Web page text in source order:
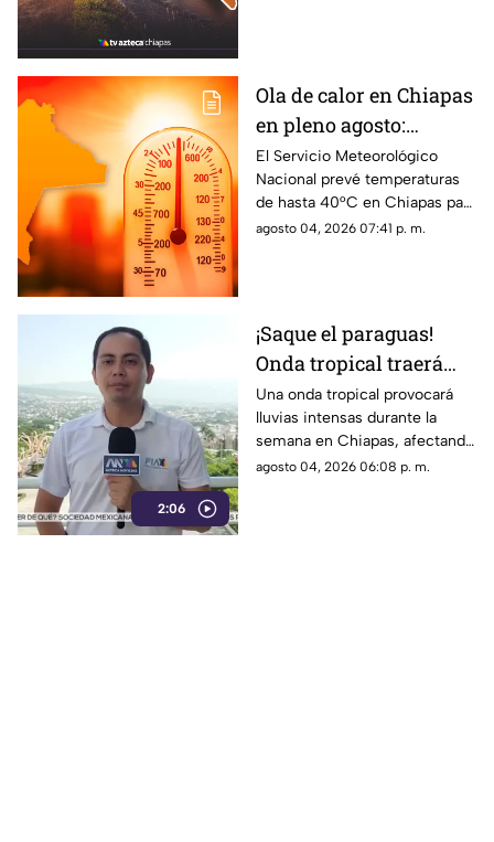
Ola de calor en Chiapas
en pleno agosto:
temperaturas más altas
este miércoles
El Servicio Meteorológico
Nacional prevé temperaturas
de hasta 40°C en Chiapas para
este miércoles 5 de agosto.
agosto 04, 2026 07:41 p. m.
2:06
¡Saque el paraguas!
Onda tropical traerá
lluvias intensas a
Chiapas la primer
semana de agosto
Una onda tropical provocará
lluvias intensas durante la
semana en Chiapas, afectando
principalmente al Soconusco e
agosto 04, 2026 06:08 p. m.